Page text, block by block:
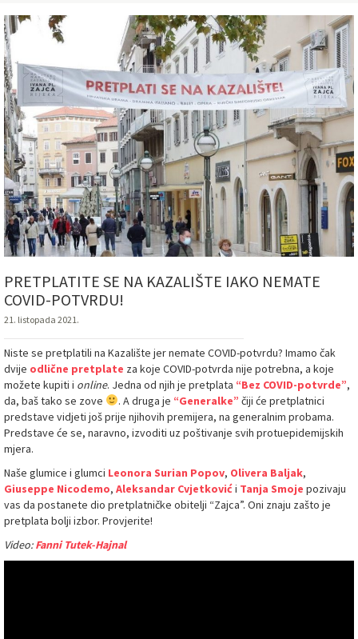
PRETPLATITE SE NA KAZALIŠTE IAKO NEMATE
COVID-POTVRDU!
21. listopada 2021.
Niste se pretplatili na Kazalište jer nemate COVID-potvrdu? Imamo čak
dvije odlične pretplate za koje COVID-potvrda nije potrebna, a koje
možete kupiti i online. Jedna od njih je pretplata “Bez COVID-potvrde”,
da, baš tako se zove
. A druga je “Generalke” čiji će pretplatnici
predstave vidjeti još prije njihovih premijera, na generalnim probama.
Predstave će se, naravno, izvoditi uz poštivanje svih protuepidemijskih
mjera.
Naše glumice i glumci Leonora Surian Popov, Olivera Baljak,
Giuseppe Nicodemo, Aleksandar Cvjetkovići Tanja Smoje pozivaju
vas da postanete dio pretplatničke obitelji “Zajca”. Oni znaju zašto je
pretplata bolji izbor. Provjerite!
Video:Fanni Tutek-Hajnal